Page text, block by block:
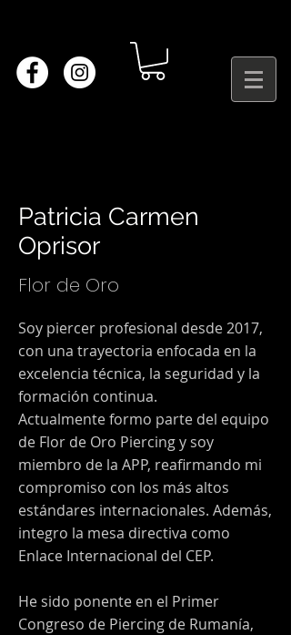
Patricia Carmen
Oprisor
Flor de Oro
Soy piercer profesional desde 2017,
con una trayectoria enfocada en la
excelencia técnica, la seguridad y la
formación continua.
Actualmente formo parte del equipo
de Flor de Oro Piercing y soy
miembro de la APP, reafirmando mi
compromiso con los más altos
estándares internacionales. Además,
integro la mesa directiva como
Enlace Internacional del CEP.
He sido ponente en el Primer
Congreso de Piercing de Rumanía,